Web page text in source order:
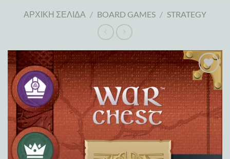
ΑΡΧΙΚΉ ΣΕΛΊΔΑ / BOARD GAMES / STRATEGY
Add to
wishlist